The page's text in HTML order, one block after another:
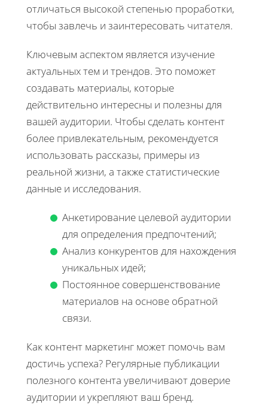
отличаться высокой степенью проработки,
чтобы завлечь и заинтересовать читателя.
Ключевым аспектом является изучение
актуальных тем и трендов. Это поможет
создавать материалы, которые
действительно интересны и полезны для
вашей аудитории. Чтобы сделать контент
более привлекательным, рекомендуется
использовать рассказы, примеры из
реальной жизни, а также статистические
данные и исследования.
Анкетирование целевой аудитории
для определения предпочтений;
Анализ конкурентов для нахождения
уникальных идей;
Постоянное совершенствование
материалов на основе обратной
связи.
Как контент маркетинг может помочь вам
достичь успеха? Регулярные публикации
полезного контента увеличивают доверие
аудитории и укрепляют ваш бренд.